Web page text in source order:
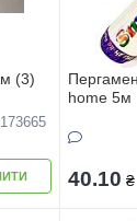
(3)
home 5м
40.10 ₴